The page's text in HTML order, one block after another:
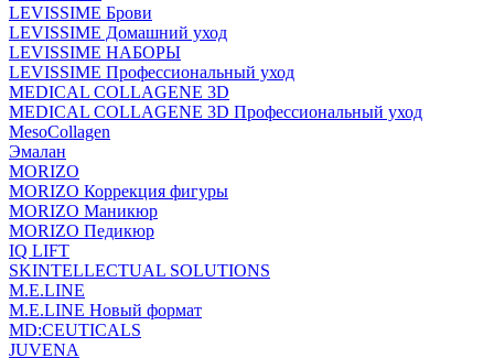
LEVISSIME Брови
LEVISSIME Домашний уход
LEVISSIME НАБОРЫ
LEVISSIME Профессиональный уход
MEDICAL COLLAGENE 3D
MEDICAL COLLAGENE 3D Профессиональный уход
MesoCollagen
Эмалан
MORIZO
MORIZO Коррекция фигуры
MORIZO Маникюр
MORIZO Педикюр
IQ LIFT
SKINTELLECTUAL SOLUTIONS
M.E.LINE
M.E.LINE Новый формат
MD:CEUTICALS
JUVENA